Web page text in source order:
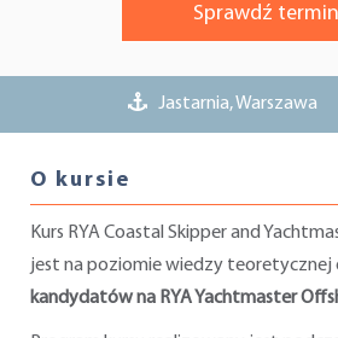
Sprawdź
Jastarnia, Warszawa
O kursie
Kurs RYA Coastal Skipper and
jest na poziomie wiedzy teoretycznej
kandydatów na RYA Yachtmaster